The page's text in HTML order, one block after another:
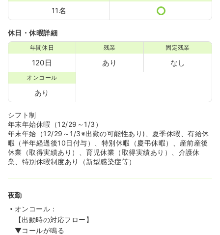
11名
休日・休暇詳細
年間休日
120日
残業
あり
固定残業
なし
オンコール
あり
シフト制
年末年始休暇（12/29～1/3）
年末年始（12/29～1/3※出勤の可能性あり)、夏季休暇、有給休
暇（半年経過後10日付与）、特別休暇（慶弔休暇）、産前産後
休業（取得実績あり）、育児休業（取得実績あり）、介護休
業、特別休暇制度あり（新型感染症等）
夜勤
オンコール：
【出動時の対応フロー】
▼コールが鳴る